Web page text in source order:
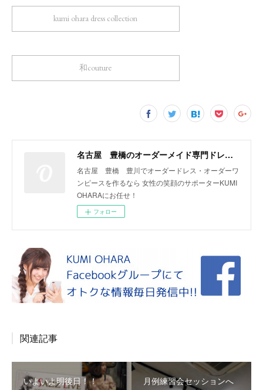
kumi ohara dress collection
和couture
名古屋 豊橋のオーダーメイド専門ドレスデザイナー KUMI OHARA
名古屋 豊橋 豊川でオーダードレス・オーダーワ
ンピースを作るなら 女性の笑顔のサポーターKUMI
OHARAにお任せ！
フォロー
関連記事
いよいよ明後日！！ 月例練習会セッションへ